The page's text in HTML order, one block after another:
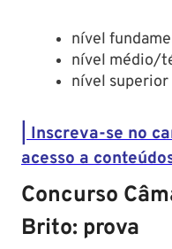
nível
nível médio/
nível superior
| Inscreva-se no
acesso a
Concurso
Brito: prova